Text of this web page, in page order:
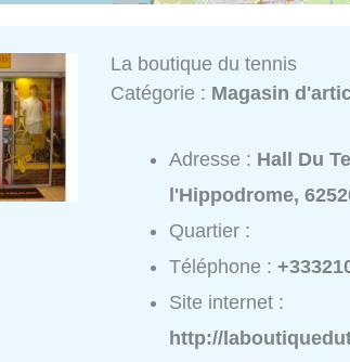
La boutique du tennis
Catégorie : Magasin
Adresse : Hall Du
l'Hippodrome,
Quartier :
Téléphone :
Site internet :
http://